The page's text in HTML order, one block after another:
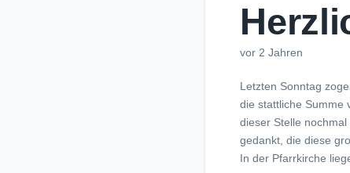
vor 2 Jahren
Letzten Sonntag
die stattliche Summe
dieser Stelle
gedankt, die diese
In der Pfarrkirche